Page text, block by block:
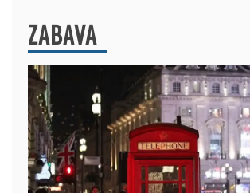
ZABAVA